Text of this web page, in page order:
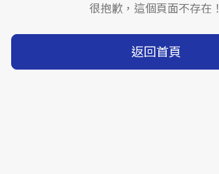
很抱歉，這個頁面不存在！
返回首頁